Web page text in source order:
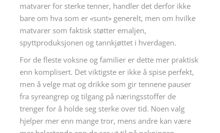
matvarer for sterke tenner, handler det derfor ikke
bare om hva som er «sunt» generelt, men om hvilke
matvarer som faktisk støtter emaljen,
spyttproduksjonen og tannkjøttet i hverdagen.
For de fleste voksne og familier er dette mer praktisk
enn komplisert. Det viktigste er ikke å spise perfekt,
men å velge mat og drikke som gir tennene pauser
fra syreangrep og tilgang på næringsstoffer de
trenger for å holde seg sterke over tid. Noen valg
hjelper mer enn mange tror, mens andre kan være